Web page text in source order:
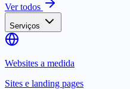
Ver todos
Serviços
Websites a medida
Sites e landing pages